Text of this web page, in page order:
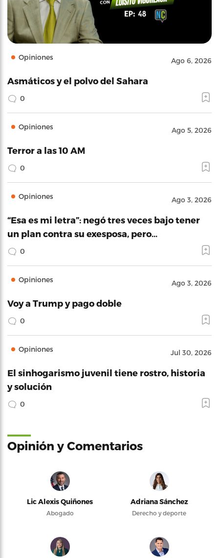
Opiniones Ago 6, 2026
Asmáticos y el polvo del Sahara
0
Opiniones Ago 5, 2026
Terror a las 10 AM
0
Opiniones Ago 3, 2026
“Esa es mi letra”: negó tres veces bajo tener
un plan contra su exesposa, pero…
0
Opiniones Ago 3, 2026
Voy a Trump y pago doble
0
Opiniones Jul 30, 2026
El sinhogarismo juvenil tiene rostro, historia
y solución
0
Opinión y Comentarios
Lic Alexis Quiñones
Abogado
Adriana Sánchez
Derecho y deporte